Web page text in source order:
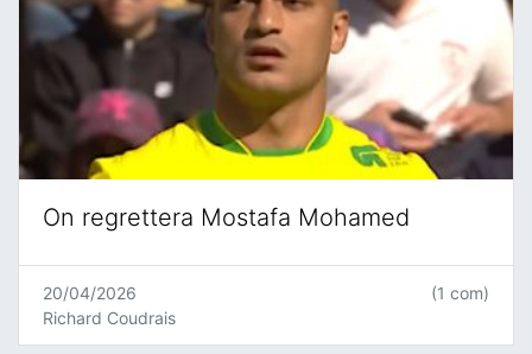
On regrettera Mostafa Mohamed
20/04/2026
Richard Coudrais
(1 com)